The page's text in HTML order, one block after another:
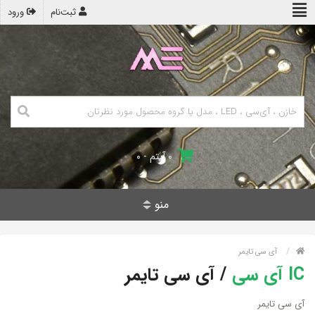
ورود ثبت‌نام
۰ آیتم - ۰
منو
آی سی تایمر
IC آی سی / آی سی تایمر
آی سی تایمر